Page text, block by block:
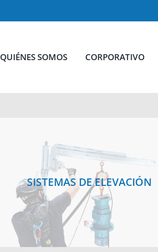
QUIÉNES SOMOS CORPORATIVO
SISTEMAS DE ELEVACIÓN